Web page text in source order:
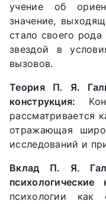
учение об
значение,
стало своего
звездой в
вызовов.
Теория П. Я.
конструкция:
рассматривается
отражающая
исследований и
Вклад П. Я.
психологические
психологии как